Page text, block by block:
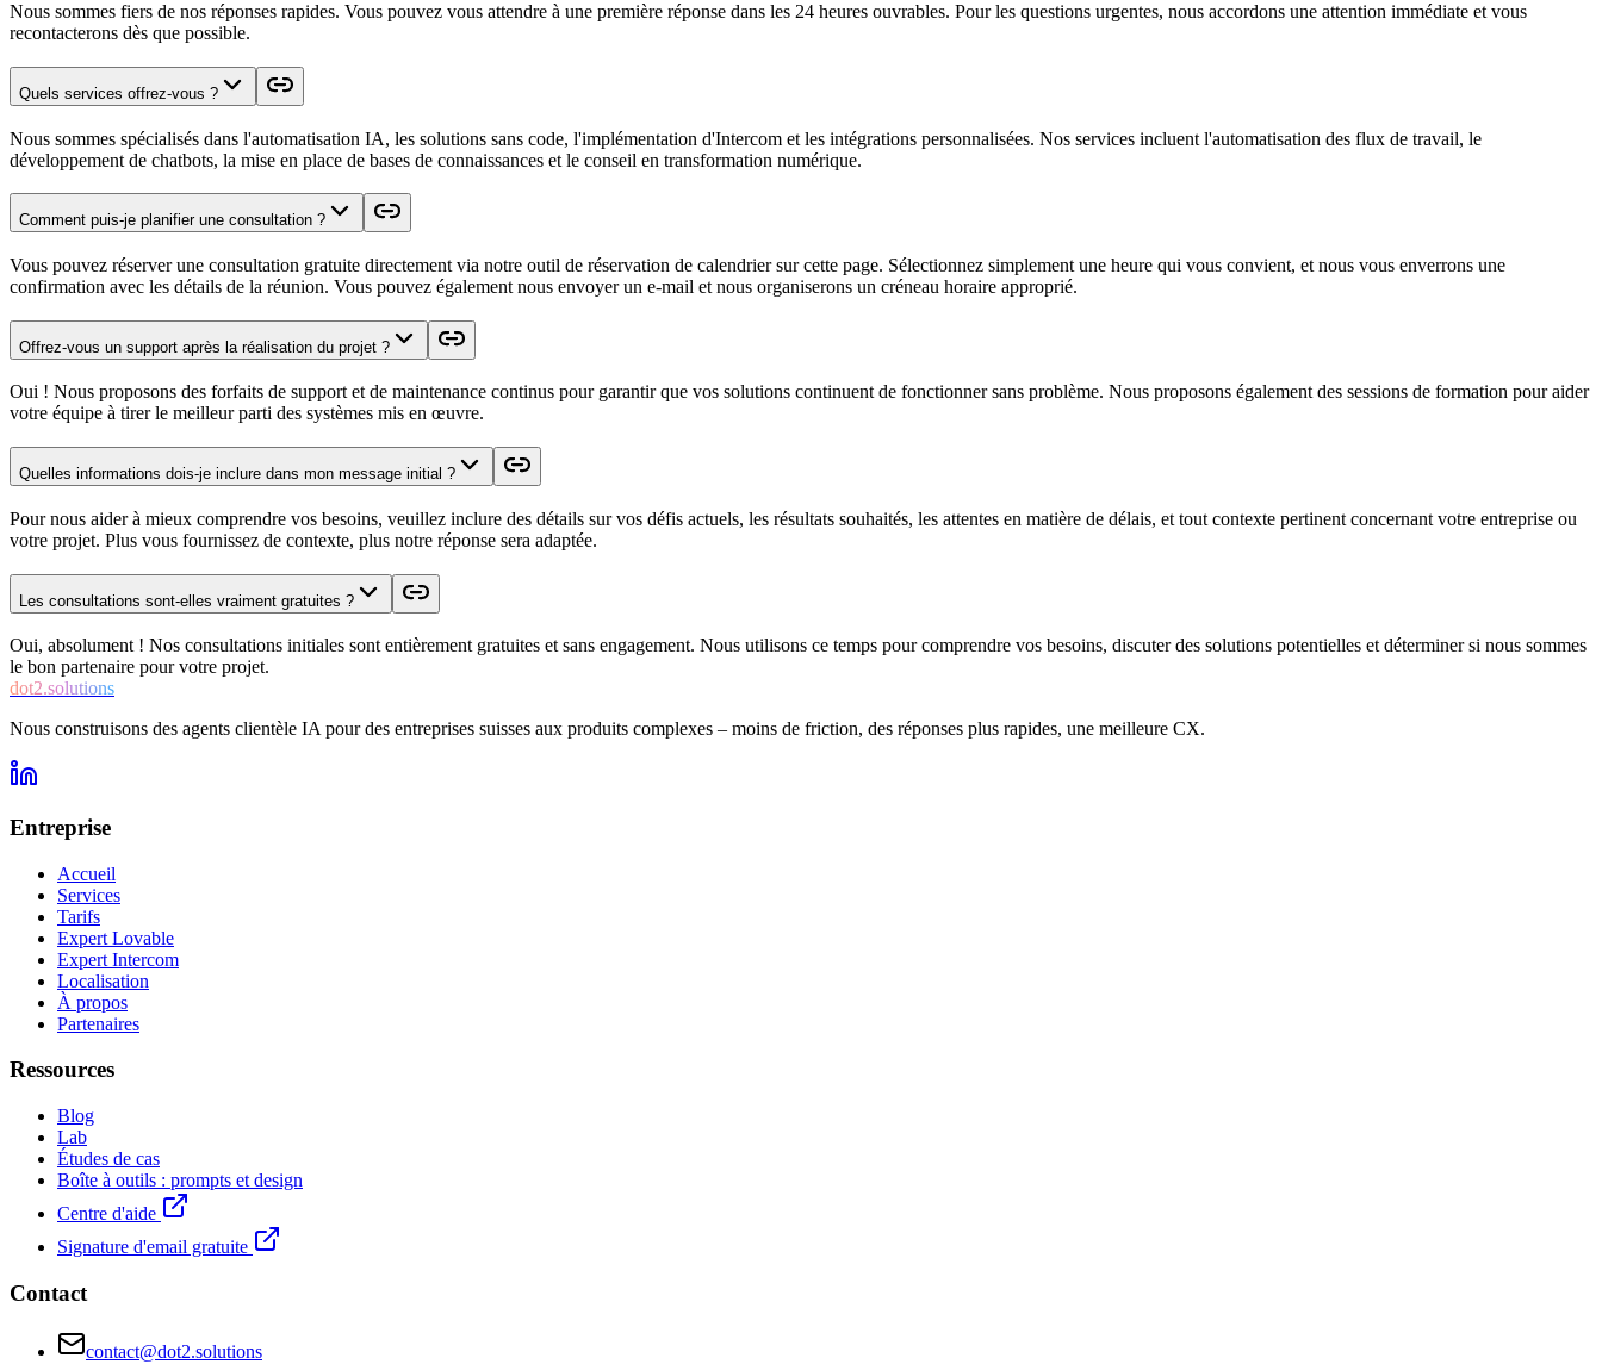
Nous sommes fiers de nos réponses rapides. Vous pouvez vous attendre à une première réponse dans les 24 heures ouvrables. Pour les questions urgentes, nous accordons une attention immédiate et vous
recontacterons dès que possible.
Quels services offrez-vous ?
Nous sommes spécialisés dans l'automatisation IA, les solutions sans code, l'implémentation d'Intercom et les intégrations personnalisées. Nos services incluent l'automatisation des flux de travail, le
développement de chatbots, la mise en place de bases de connaissances et le conseil en transformation numérique.
Comment puis-je planifier une consultation ?
Vous pouvez réserver une consultation gratuite directement via notre outil de réservation de calendrier sur cette page. Sélectionnez simplement une heure qui vous convient, et nous vous enverrons une
confirmation avec les détails de la réunion. Vous pouvez également nous envoyer un e-mail et nous organiserons un créneau horaire approprié.
Offrez-vous un support après la réalisation du projet ?
Oui ! Nous proposons des forfaits de support et de maintenance continus pour garantir que vos solutions continuent de fonctionner sans problème. Nous proposons également des sessions de formation pour aider
votre équipe à tirer le meilleur parti des systèmes mis en œuvre.
Quelles informations dois-je inclure dans mon message initial ?
Pour nous aider à mieux comprendre vos besoins, veuillez inclure des détails sur vos défis actuels, les résultats souhaités, les attentes en matière de délais, et tout contexte pertinent concernant votre entreprise ou
votre projet. Plus vous fournissez de contexte, plus notre réponse sera adaptée.
Les consultations sont-elles vraiment gratuites ?
Oui, absolument ! Nos consultations initiales sont entièrement gratuites et sans engagement. Nous utilisons ce temps pour comprendre vos besoins, discuter des solutions potentielles et déterminer si nous sommes
le bon partenaire pour votre projet.
dot2.solutions
Nous construisons des agents clientèle IA pour des entreprises suisses aux produits complexes – moins de friction, des réponses plus rapides, une meilleure CX.
Entreprise
Accueil
Services
Tarifs
Expert Lovable
Expert Intercom
Localisation
À propos
Partenaires
Ressources
Blog
Lab
Études de cas
Boîte à outils : prompts et design
Centre d'aide
Signature d'email gratuite
Contact
contact@dot2.solutions